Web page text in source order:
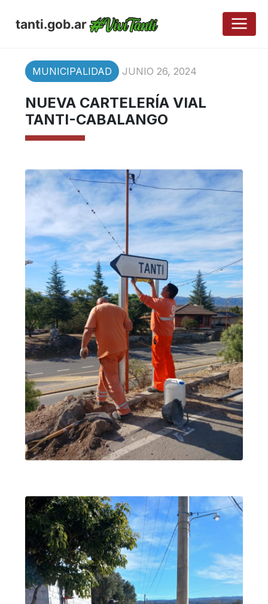
tanti.gob.ar
MUNICIPALIDAD JUNIO 26, 2024
NUEVA CARTELERÍA VIAL
TANTI-CABALANGO